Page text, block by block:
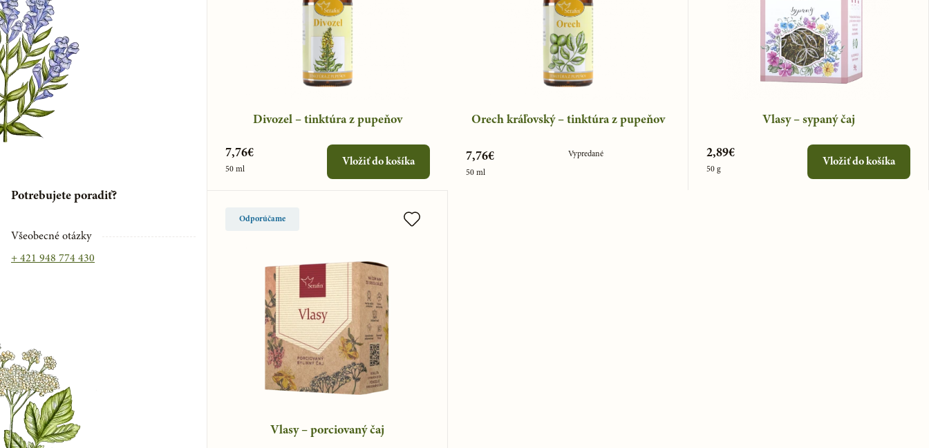
Telové sviečky
Nobilis Tilia
Potrebujete poradiť?
Všeobecné otázky
+ 421 948 774 430
Divozel – tinktúra z pupeňov
7,76€
50 ml
Vložiť do košíka
Orech kráľovský – tinktúra z pupeňov
7,76€
50 ml
Vypredané
Vlasy – sypaný čaj
2,89€
50 g
Vložiť do košíka
Odporúčame
Vlasy – porciovaný čaj